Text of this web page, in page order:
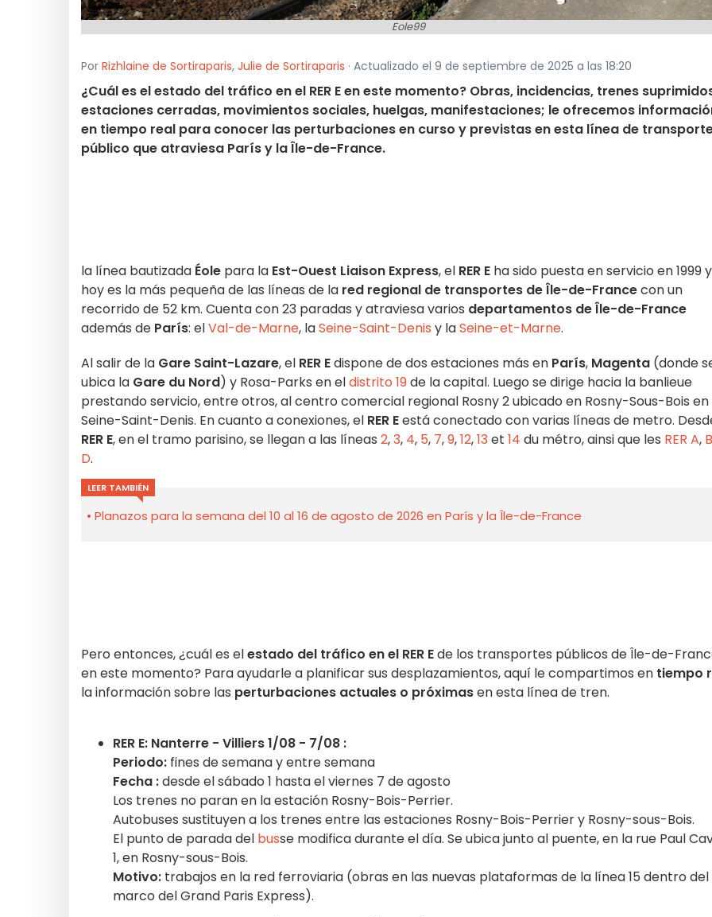
Eole99
Por Rizhlaine de Sortiraparis, Julie de Sortiraparis · Actualizado el 9 de septiembre de 2025 a las 18:20
¿Cuál es el estado del tráfico en el RER E en este momento? Obras, incidencias, trenes
estaciones cerradas, movimientos sociales, huelgas, manifestaciones; le ofrecemos
en tiempo real para conocer las perturbaciones en curso y previstas en esta línea de
público que atraviesa París y la Île-de-France.
la línea bautizada Éole para la Est-Ouest Liaison Express, el RER E ha sido puesta en servicio en 1999 y
hoy es la más pequeña de las líneas de la red regional de transportes de Île-de-Francecon un
recorrido de 52 km. Cuenta con 23 paradas y atraviesa varios departamentos de Île-de-France
además de París: elVal-de-Marne, laSeine-Saint-Denis y laSeine-et-Marne.
Al salir de la Gare Saint-Lazare, el RER Edispone de dos estaciones más en París, Magenta (donde
ubica la Gare du Nord) y Rosa-Parks en eldistrito 19de la capital. Luego se dirige hacia la banlieue
prestando servicio, entre otros, al centro comercial regional Rosny 2 ubicado en Rosny-Sous-Bois en
Seine-Saint-Denis. En cuanto a conexiones, el RER Eestá conectado con varias líneas de metro.
RER E, en el tramo parisino, se llegan a las líneas 2,3, 4, 5, 7,9,12,13 et 14 du métro, ainsi que les RER A, B
D.
LEER TAMBIÉN
Planazos para la semana del 10 al 16 de agosto de 2026 en París y la Île-de-France
Pero entonces, ¿cuál es elestado del tráfico en el RER Ede los transportes públicos de Île-de-
en este momento? Para ayudarle a planificar sus desplazamientos, aquí le compartimos en tiempo
la información sobre las perturbaciones actuales o próximasen esta línea de tren.
RER E: Nanterre - Villiers 1/08 - 7/08 :
Periodo: fines de semana y entre semana
Fecha :desde el sábado 1 hasta el viernes 7 de agosto
Los trenes no paran en la estación Rosny-Bois-Perrier.
Autobuses sustituyen a los trenes entre las estaciones Rosny-Bois-Perrier y Rosny-sous-Bois.
El punto de parada del busse modifica durante el día. Se ubica junto al puente, en la rue Paul
1, en Rosny-sous-Bois.
Motivo: trabajos en la red ferroviaria (obras en las nuevas plataformas de la línea 15 dentro del
marco del Grand Paris Express).